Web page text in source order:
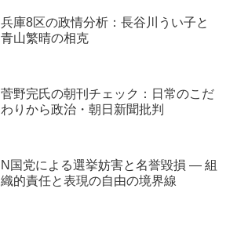
兵庫8区の政情分析：長谷川うい子と
青山繁晴の相克
菅野完氏の朝刊チェック：日常のこだ
わりから政治・朝日新聞批判
N国党による選挙妨害と名誉毀損 ― 組
織的責任と表現の自由の境界線